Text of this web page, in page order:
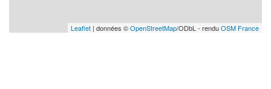
Leaflet | données ©OpenStreetMap/ODbL - renduOSM France